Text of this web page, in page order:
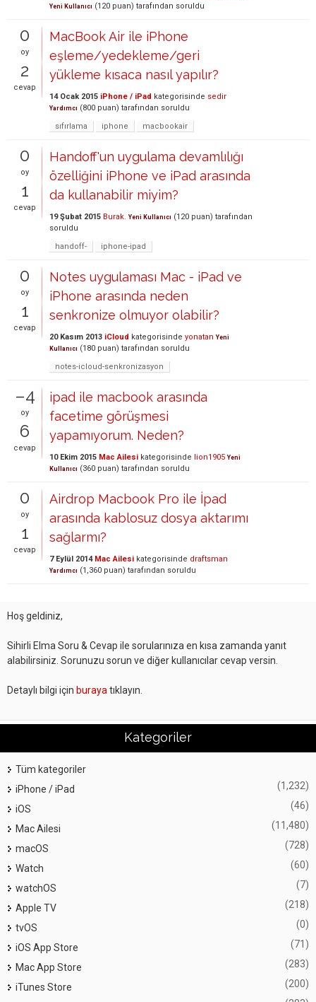
Yeni Kullanıcı (120 puan) tarafından soruldu
0
oy
2
cevap
MacBook Air ile iPhone
eşleme/yedekleme/geri
yükleme kısaca nasıl yapılır?
14 Ocak 2015 iPhone / iPad kategorisinde sedir
Yardımcı (800 puan) tarafından soruldu
sıfırlama
iphone macbookair
0
oy
1
cevap
Handoff'un uygulama devamlılığı
özelliğini iPhone ve iPad arasında
da kullanabilir miyim?
19 Şubat 2015 Burak. Yeni Kullanıcı (120 puan) tarafından
soruldu
handoff-
iphone-ipad
0
oy
1
cevap
Notes uygulaması Mac - iPad ve
iPhone arasında neden
senkronize olmuyor olabilir?
20 Kasım 2013 iCloud kategorisinde yonatan Yeni
Kullanıcı (180 puan) tarafından soruldu
notes-icloud-senkronizasyon
–4
oy
6
cevap
ipad ile macbook arasında
facetime görüşmesi
yapamıyorum. Neden?
10 Ekim 2015 Mac Ailesi kategorisinde lion1905 Yeni
Kullanıcı (360 puan) tarafından soruldu
0
oy
1
cevap
Airdrop Macbook Pro ile İpad
arasında kablosuz dosya aktarımı
sağlarmı?
7 Eylül 2014 Mac Ailesi kategorisinde draftsman
Yardımcı (1,360 puan) tarafından soruldu
Hoş geldiniz,
Sihirli Elma Soru & Cevap ile sorularınıza en kısa zamanda yanıt
alabilirsiniz. Sorunuzu sorun ve diğer kullanıcılar cevap versin.
Detaylı bilgi için buraya tıklayın.
Kategoriler
Tüm kategoriler
iPhone / iPad
(1,232)
iOS (46)
Mac Ailesi (11,480)
macOS (728)
Watch (60)
watchOS (7)
Apple TV (218)
tvOS (0)
iOS App Store (71)
Mac App Store (283)
iTunes Store (200)